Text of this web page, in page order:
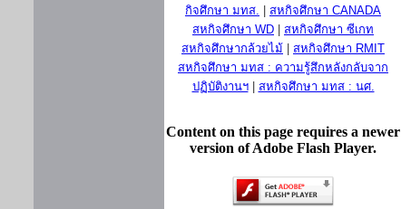
กิจศึกษา มทส.
สหกิจศึกษา CANADA
สหกิจศึกษา WD
สหกิจศึกษา ซีเกท
สหกิจศึกษากล้วยไม้
สหกิจศึกษา RMIT
สหกิจศึกษา มทส : ความรู้สึกหลังกลับจาก
ปฏิบัติงานฯ| สหกิจศึกษา มทส : นศ.
Content on this page requires a newer
version of Adobe Flash Player.